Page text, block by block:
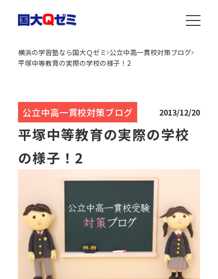
横浜の学習塾なら国大Ｑゼミ 公立中高一貫校対策ブログ
平塚中等教育の実際の学校の様子！2
公立中高一貫校対策ブログ 2013/12/20
平塚中等教育の実際の学校
の様子！2